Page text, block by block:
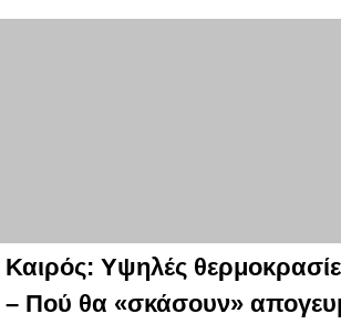
Καιρός: Υψηλές
– Πού θα «σκάσουν»